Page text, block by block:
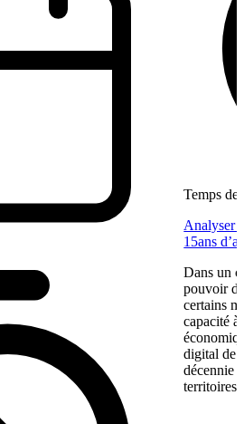
Temps de
Analyser
15ans
Dans un
pouvoir
certains
capacité
digital de
décennie